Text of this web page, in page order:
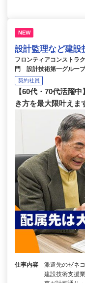
NEW
設計監理など建設
フロンティアコンストラ
門 設計技術第一グループ
契約社員
【60代・70代活躍
き方を最大限叶えま
仕事内容
派遣先のゼネ
建設技術支援